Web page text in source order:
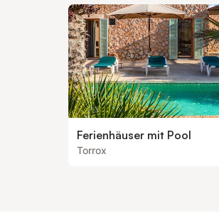
Ferienhäuser mit Pool
Torrox